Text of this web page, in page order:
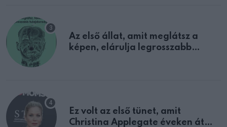
Az első állat, amit meglátsz a
képen, elárulja legrosszabb
Ez volt az első tünet, amit
Christina Applegate éveken át